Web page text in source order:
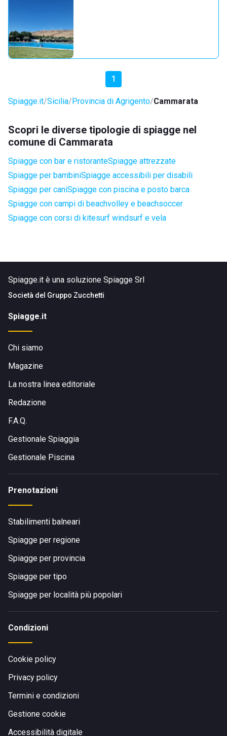
1
Spiagge.it Sicilia Provincia di Agrigento Cammarata
Scopri le diverse tipologie di spiagge nel
comune di Cammarata
Spiagge con bar e ristoranteSpiagge attrezzate
Spiagge per bambiniSpiagge accessibili per disabili
Spiagge per caniSpiagge con piscina e posto barca
Spiagge con campi di beachvolley e beachsoccer
Spiagge con corsi di kitesurf windsurf e vela
Spiagge.it è una soluzione Spiagge Srl
Società del Gruppo Zucchetti
Spiagge.it
Chi siamo
Magazine
La nostra linea editoriale
Redazione
F.A.Q.
Gestionale Spiaggia
Gestionale Piscina
Prenotazioni
Stabilimenti balneari
Spiagge per regione
Spiagge per provincia
Spiagge per tipo
Spiagge per località più popolari
Condizioni
Cookie policy
Privacy policy
Termini e condizioni
Gestione cookie
Accessibilità digitale